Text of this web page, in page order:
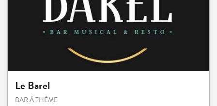
Le Barel
BAR À THÈME